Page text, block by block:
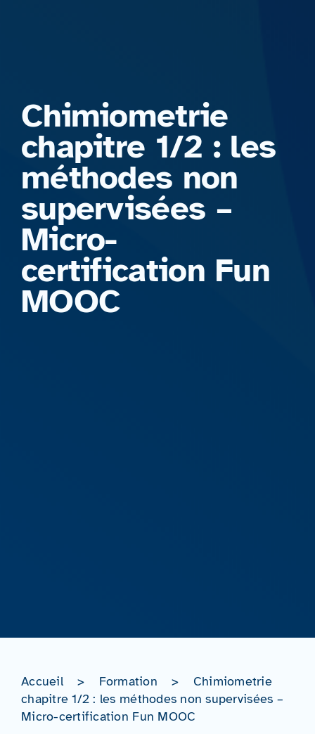
Chimiometrie
chapitre 1/2 : les
méthodes non
supervisées –
Micro-
certification Fun
MOOC
Accueil > Formation >
Chimiometrie
chapitre 1/2 : les méthodes non supervisées –
Micro-certification Fun MOOC